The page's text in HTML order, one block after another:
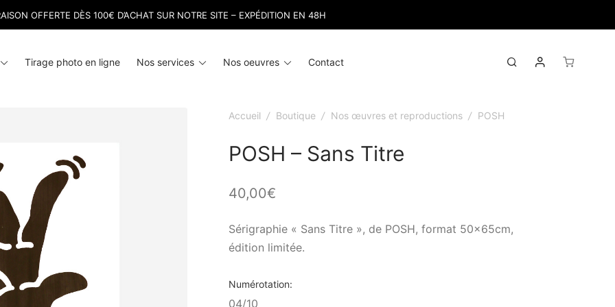
OFFERTE DÈS 100€ D’ACHAT SUR NOTRE SITE – EXPÉDITION EN 48H
ToggleTirage photo en ligne Nos services
ToggleNos oeuvres
ToggleContact Search Mon compte
Accueil / Boutique / Nos œuvres et reproductions / POSH
POSH – Sans Titre
40,00€
Sérigraphie « Sans Titre », de POSH, format 50x65cm,
édition limitée.
Numérotation
04/10